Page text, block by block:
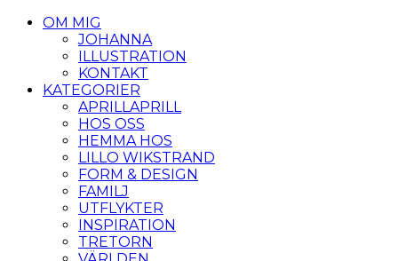
OM MIG
JOHANNA
ILLUSTRATION
KONTAKT
KATEGORIER
APRILLAPRILL
HOS OSS
HEMMA HOS
LILLO WIKSTRAND
FORM & DESIGN
FAMILJ
UTFLYKTER
INSPIRATION
TRETORN